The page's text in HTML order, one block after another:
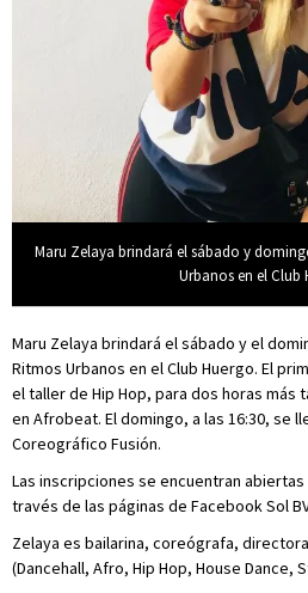
Maru Zelaya brindará el sábado y
Urbanos en el Club
Maru Zelaya brindará el sábado y el
Ritmos Urbanos en el Club Huergo. El
el taller de Hip Hop, para dos horas más
en Afrobeat. El domingo, a las 16:30, se
Coreográfico Fusión.
Las inscripciones se encuentran
través de las páginas de Facebook Sol
Zelaya es bailarina, coreógrafa,
(Dancehall, Afro, Hip Hop, House Dance,